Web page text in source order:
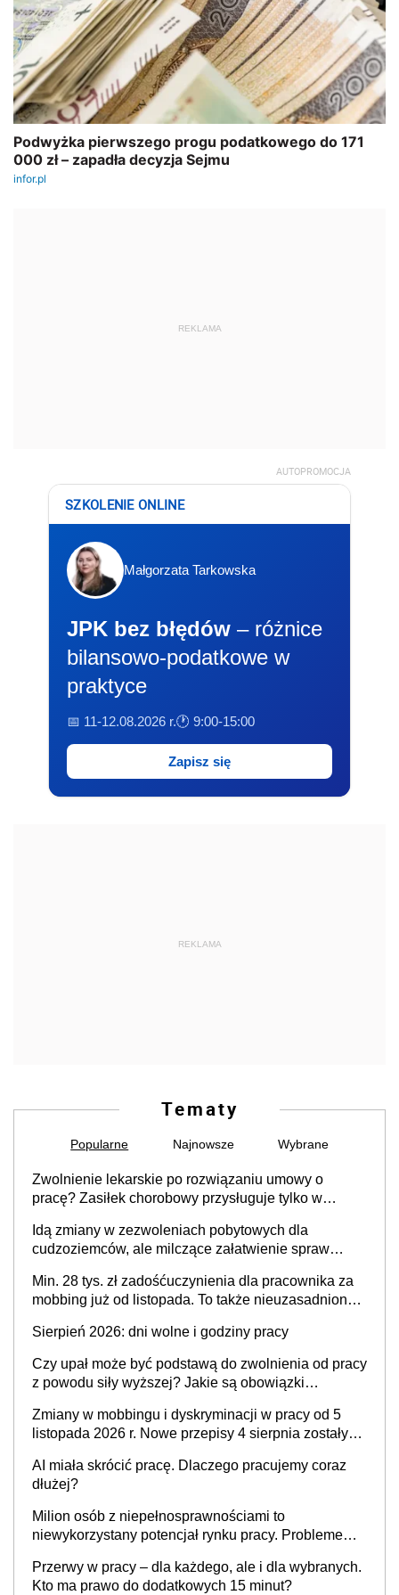
REKLAMA
AUTOPROMOCJA
SZKOLENIE ONLINE
Małgorzata Tarkowska
JPK bez błędów – różnice
bilansowo-podatkowe w
praktyce
📅 11-12.08.2026 r.🕐 9:00-15:00
Zapisz się
REKLAMA
Tematy
Popularne Najnowsze Wybrane
Zwolnienie lekarskie po rozwiązaniu umowy o
pracę? Zasiłek chorobowy przysługuje tylko w
stosunku pracy
Idą zmiany w zezwoleniach pobytowych dla
cudzoziemców, ale milczące załatwienie spraw
Min. 28 tys. zł zadośćuczynienia dla pracownika za
mobbing już od listopada. To także nieuzasadniona
Sierpień 2026: dni wolne i godziny pracy
Czy upał może być podstawą do zwolnienia od pracy
z powodu siły wyższej? Jakie są obowiązki
Zmiany w mobbingu i dyskryminacji w pracy od 5
listopada 2026 r. Nowe przepisy 4 sierpnia zostały
AI miała skrócić pracę. Dlaczego pracujemy coraz
dłużej?
Milion osób z niepełnosprawnościami to
niewykorzystany potencjał rynku pracy. Problemem
refundacji, ale bariery po stronie systemu i
świadomości pracodawców [WYWIAD]
Przerwy w pracy – dla każdego, ale i dla wybranych.
Kto ma prawo do dodatkowych 15 minut?